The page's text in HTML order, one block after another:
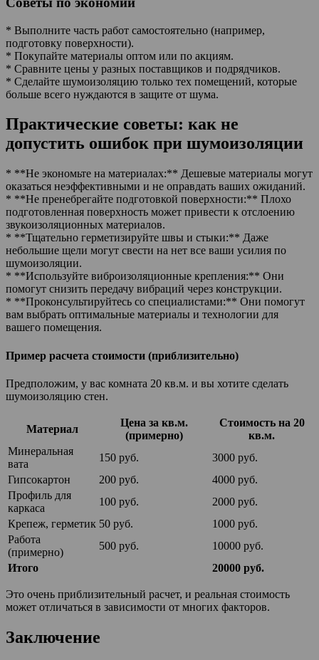
* Выполните часть работ самостоятельно (например,
подготовку поверхности).
* Покупайте материалы оптом или по акциям.
* Сравните цены у разных поставщиков и подрядчиков.
* Сделайте шумоизоляцию только тех помещений, которые
больше всего нуждаются в защите от шума.
Практические советы: как не
допустить ошибок при шумоизоляции
* **Не экономьте на материалах:** Дешевые материалы могут
оказаться неэффективными и не оправдать ваших ожиданий.
* **Не пренебрегайте подготовкой поверхности:** Плохо
подготовленная поверхность может привести к отслоению
звукоизоляционных материалов.
* **Тщательно герметизируйте швы и стыки:** Даже
небольшие щели могут свести на нет все ваши усилия по
шумоизоляции.
* **Используйте виброизоляционные крепления:** Они
помогут снизить передачу вибраций через конструкции.
* **Проконсультируйтесь со специалистами:** Они помогут
вам выбрать оптимальные материалы и технологии для
вашего помещения.
Пример расчета стоимости (приблизительно)
Предположим, у вас комната 20 кв.м. и вы хотите сделать
шумоизоляцию стен.
Материал
Цена за кв.м.
(примерно)
Стоимость на 20
кв.м.
Минеральная
вата
150 руб.
3000 руб.
Гипсокартон
200 руб.
4000 руб.
Профиль для
каркаса
100 руб.
2000 руб.
Крепеж, герметик 50 руб.
1000 руб.
Работа
(примерно)
500 руб.
10000 руб.
Итого
20000 руб.
Это очень приблизительный расчет, и реальная стоимость
может отличаться в зависимости от многих факторов.
Заключение